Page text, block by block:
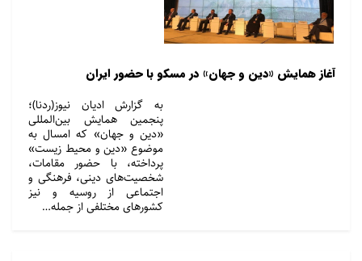
آغاز همایش «دین و جهان» در مسکو با حضور ایران
به گزارش ادیان نیوز(ردنا)؛
پنجمین همایش بین‌المللی
«دین و جهان» که امسال به
موضوع «دین و محیط زیست»
پرداخته، با حضور مقامات،
شخصیت‌های دینی، فرهنگی و
اجتماعی از روسیه و نیز
کشورهای مختلفی از جمله…